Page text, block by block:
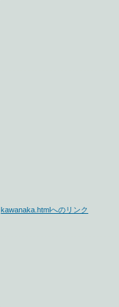
kawanaka.htmlへのリンク